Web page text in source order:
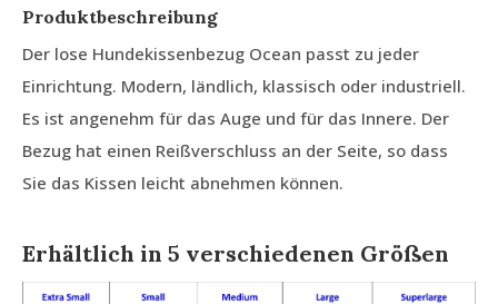
Produktbeschreibung
Der lose Hundekissenbezug Ocean passt zu jeder
Einrichtung. Modern, ländlich, klassisch oder industriell.
Es ist angenehm für das Auge und für das Innere. Der
Bezug hat einen Reißverschluss an der Seite, so dass
Sie das Kissen leicht abnehmen können.
Erhältlich in 5 verschiedenen Größen